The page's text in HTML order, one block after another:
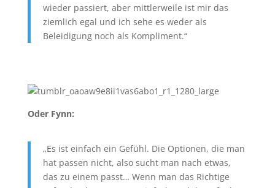
wieder passiert, aber mittlerweile ist mir das
ziemlich egal und ich sehe es weder als
Beleidigung noch als Kompliment.“
Oder Fynn:
„Es ist einfach ein Gefühl. Die Optionen, die man
hat passen nicht, also sucht man nach etwas,
das zu einem passt… Wenn man das Richtige